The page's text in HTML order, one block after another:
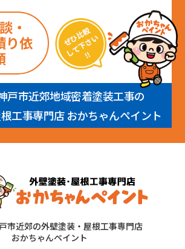
・
り依
戸市近郊地域密着塗装工事の
工事専門店 おかちゃんペイント
市近郊の外壁塗装・屋根工事専門店
おかちゃんペイント